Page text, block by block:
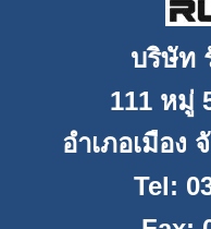
บริษัท
111หมู่
อำเภอเมือง
Tel: